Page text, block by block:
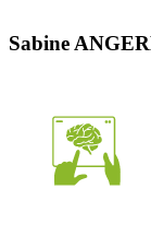
Sabine